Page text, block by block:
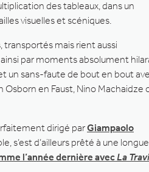
des tableaux, dans un
visuelles et scéniques.
transportés mais rient aussi
par moments absolument
un sans-faute de bout en bout
en Faust, Nino Machaidze
dirigé parGiampaolo
s’est d’ailleurs prêté à une
l’année dernière avecLa